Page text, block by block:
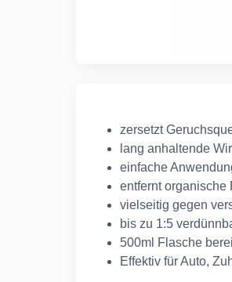
zersetzt
lang anhaltende
einfache
entfernt organische
vielseitig gegen
bis zu 1:5
500ml Flasche
Effektiv für Auto,